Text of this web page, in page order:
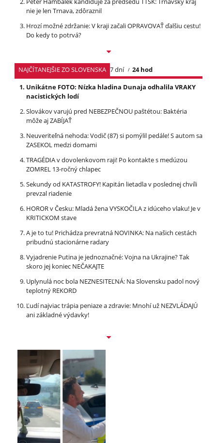
nie je len Trnava, zdôraznil
Hrozí možné zdržanie: V kraji začali OPRAVOVAŤ ďalšiu cestu!
Do kedy to potrvá?
NAJČÍTANEJŠIE ZO SLOVENSKA 7 dní
24 hod
Unikátne FOTO: Nízka hladina Dunaja odhalila VRAKY
nacistických lodí
Slovákov varujú pred NEBEZPEČNOU paštétou: Baktéria
môže aj ZABÍJAŤ
Neuveriteľná nehoda: Vodič (87) si pomýlil pedále! S autom sa
ZASEKOL medzi domami
TRAGÉDIA v dovolenkovom raji! Po kontakte s medúzou
ZOMREL 13-ročný chlapec
Sekundy od KATASTROFY! Kapitán lietadla v poslednej chvíli
prevzal riadenie
HOROR v Česku: Mladá žena VYSKOČILA z idúceho vlaku! Je v
KRITICKOM stave
A je to tu! Prichádza prevratná NOVINKA: Na našich cestách
pribudnú stacionárne radary
Vyjadrenie Putina je jednoznačné: Vojna na Ukrajine? Tak
skoro jej koniec NEČAKAJTE
Uplynulá noc bola NEZNESITEĽNÁ: Na Slovensku padol nový
teplotný REKORD
Ľudí najviac trápia peniaze a zdravie: Mnohí už NEZVLÁDAJÚ
ani základné výdavky!